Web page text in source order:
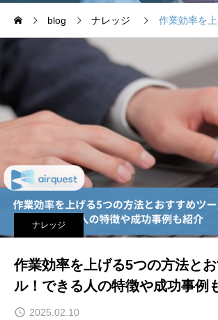
blog ナレッジ 作業効率を
ナレッジ
作業効率を上げる5つの方法と
ル！できる人の特徴や成功事例
2025.02.10